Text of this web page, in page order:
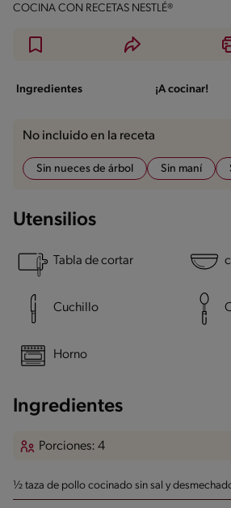
COCINA CON RECETAS NESTLÉ®
Ingredientes ¡A cocinar!
No incluido en la receta
Sin nueces de árbol Sin maní
Utensilios
Tabla de cortar
Cuchillo
Horno
Ingredientes
Porciones: 4
½ taza de pollo cocinado sin sal y